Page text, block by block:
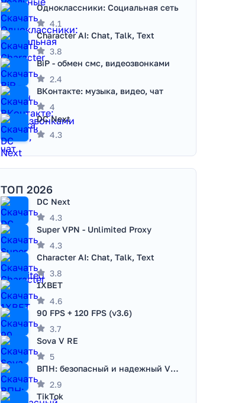
Одноклассники: Социальная сеть
4.1
Character AI: Chat, Talk, Text
3.8
BiP - обмен смс, видеозвонками
2.4
ВКонтакте: музыка, видео, чат
4
DC Next
4.3
ТОП 2026
DC Next
4.3
Super VPN - Unlimited Proxy
4.3
Character AI: Chat, Talk, Text
3.8
1XBET
4.6
90 FPS + 120 FPS (v3.6)
3.7
Sova V RE
5
ВПН: безопасный и надежный VPN
2.9
TikTok